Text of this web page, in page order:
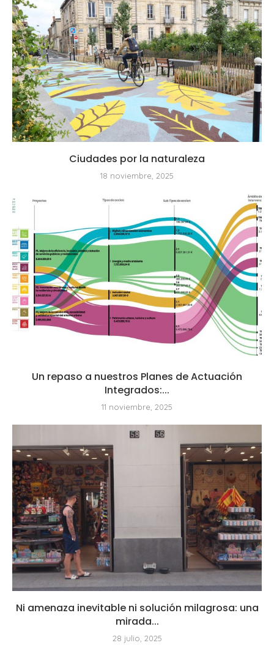
Ciudades por la naturaleza
18 noviembre, 2025
Un repaso a nuestros Planes de Actuación
Integrados:...
11 noviembre, 2025
Ni amenaza inevitable ni solución milagrosa: una
mirada...
28 julio, 2025